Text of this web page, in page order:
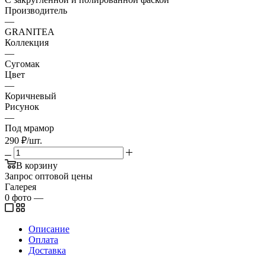
Производитель
—
GRANITEA
Коллекция
—
Сугомак
Цвет
—
Коричневый
Рисунок
—
Под мрамор
290 ₽/шт.
В корзину
Запрос оптовой цены
Галерея
0 фото —
Описание
Оплата
Доставка